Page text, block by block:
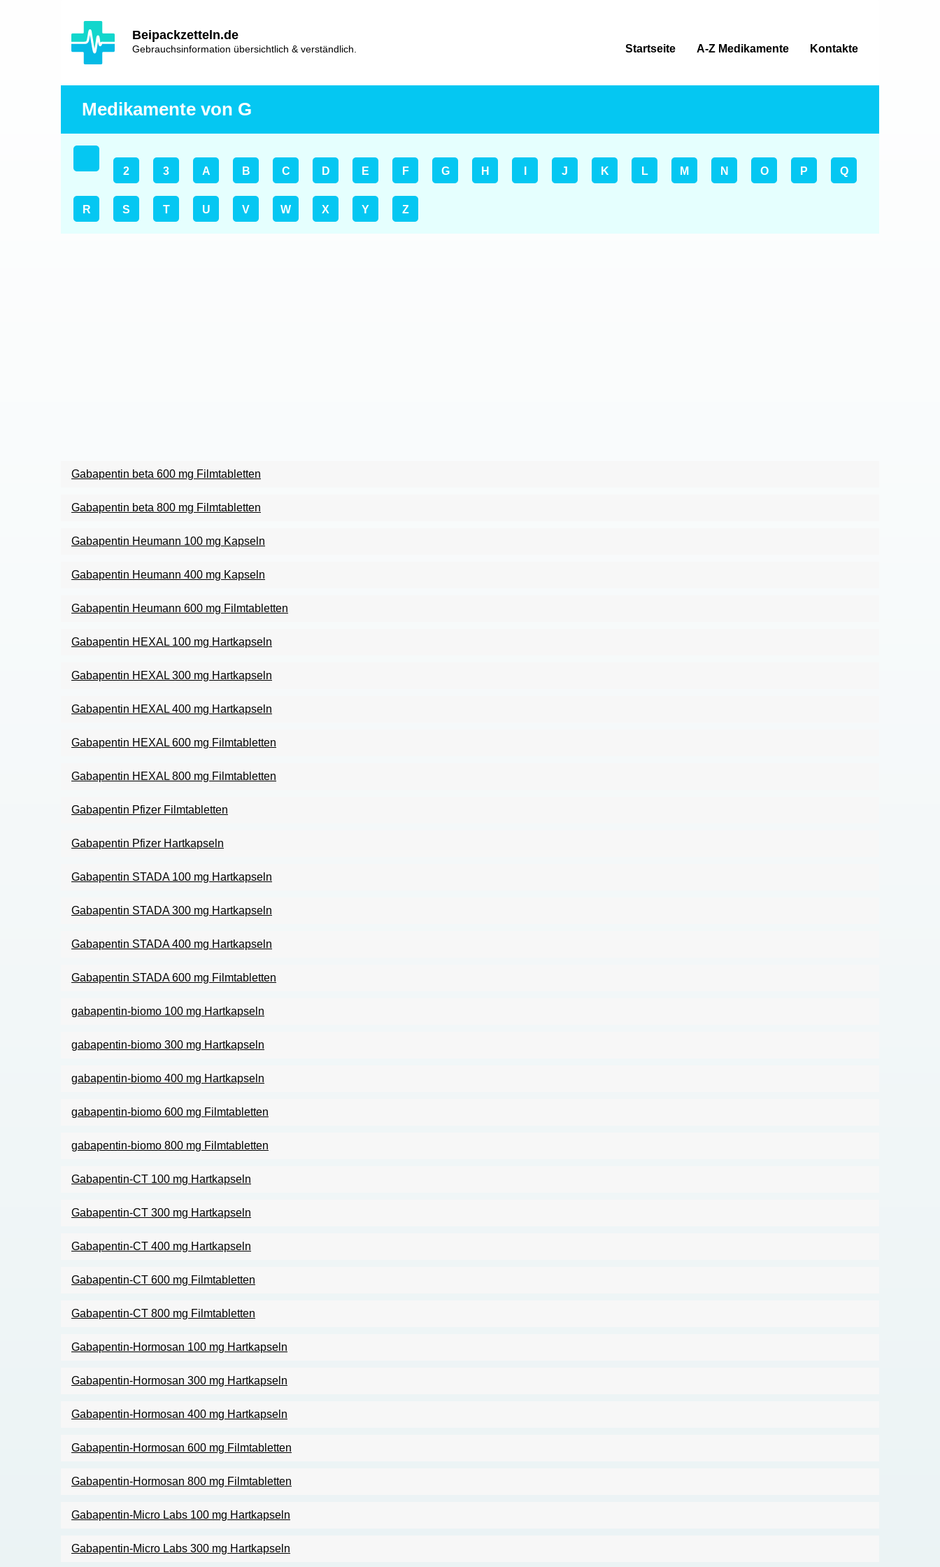
Beipackzetteln.de
Gebrauchsinformation übersichtlich & verständlich.
Hlavní
navigace
Startseite A-Z Medikamente Kontakte
Medikamente von G
2 3 A B C D E F G H J K L M N O P Q
R S T U V W X Y Z
Gabapentin beta 600 mg Filmtabletten
Gabapentin beta 800 mg Filmtabletten
Gabapentin Heumann 100 mg Kapseln
Gabapentin Heumann 400 mg Kapseln
Gabapentin Heumann 600 mg Filmtabletten
Gabapentin HEXAL 100 mg Hartkapseln
Gabapentin HEXAL 300 mg Hartkapseln
Gabapentin HEXAL 400 mg Hartkapseln
Gabapentin HEXAL 600 mg Filmtabletten
Gabapentin HEXAL 800 mg Filmtabletten
Gabapentin Pfizer Filmtabletten
Gabapentin Pfizer Hartkapseln
Gabapentin STADA 100 mg Hartkapseln
Gabapentin STADA 300 mg Hartkapseln
Gabapentin STADA 400 mg Hartkapseln
Gabapentin STADA 600 mg Filmtabletten
gabapentin-biomo 100 mg Hartkapseln
gabapentin-biomo 300 mg Hartkapseln
gabapentin-biomo 400 mg Hartkapseln
gabapentin-biomo 600 mg Filmtabletten
gabapentin-biomo 800 mg Filmtabletten
Gabapentin-CT 100 mg Hartkapseln
Gabapentin-CT 300 mg Hartkapseln
Gabapentin-CT 400 mg Hartkapseln
Gabapentin-CT 600 mg Filmtabletten
Gabapentin-CT 800 mg Filmtabletten
Gabapentin-Hormosan 100 mg Hartkapseln
Gabapentin-Hormosan 300 mg Hartkapseln
Gabapentin-Hormosan 400 mg Hartkapseln
Gabapentin-Hormosan 600 mg Filmtabletten
Gabapentin-Hormosan 800 mg Filmtabletten
Gabapentin-Micro Labs 100 mg Hartkapseln
Gabapentin-Micro Labs 300 mg Hartkapseln